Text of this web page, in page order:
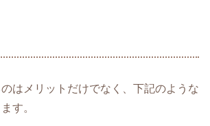
はメリットだけでなく、下記のような
す。